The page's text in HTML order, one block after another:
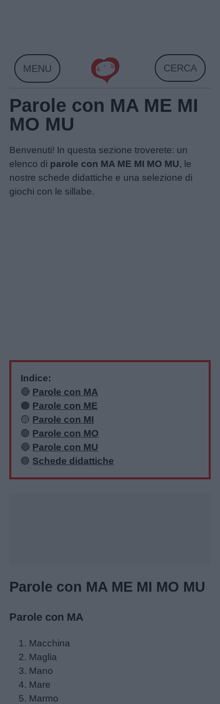
Home
MENU CERCA
Parole con MA ME MI
MO MU
Benvenuti! In questa sezione troverete: un
elenco di parole con MA ME MI MO MU, le
nostre schede didattiche e una selezione di
giochi con le sillabe.
Indice:
🔴 Parole con MA
🟠 Parole con ME
🟡 Parole con MI
🟢 Parole con MO
🔵 Parole con MU
🟣 Schede didattiche
Parole con MA ME MI MO MU
Parole con MA
Macchina
Maglia
Mano
Mare
Marmo